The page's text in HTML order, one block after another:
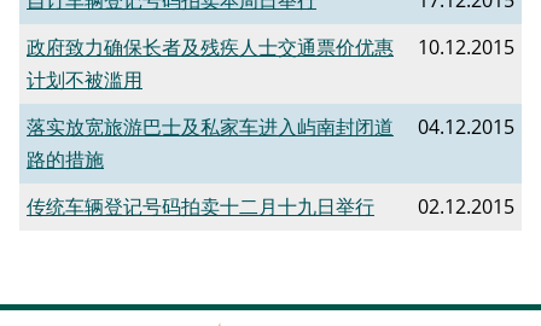
政府致力确保长者及残疾人士交通票价优惠
计划不被滥用
10.12.2015
落实放宽旅游巴士及私家车进入屿南封闭道
路的措施
04.12.2015
传统车辆登记号码拍卖十二月十九日举行 02.12.2015